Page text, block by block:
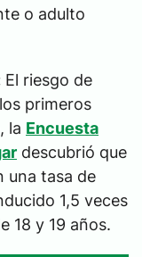
o adulto
El riesgo de
primeros
la Encuesta
descubrió que
una tasa de
1,5 veces
18 y 19 años.